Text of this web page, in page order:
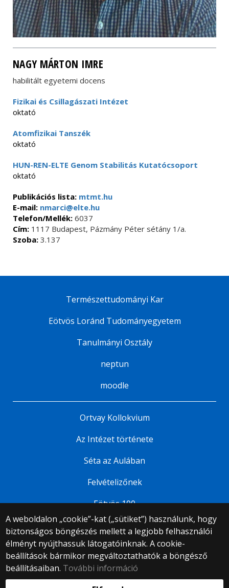
NAGY MÁRTON IMRE
habilitált egyetemi docens
Fizikai és Csillagászati Intézet
oktató
Atomfizikai Tanszék
oktató
HUN-REN-ELTE Genom Stabilitás Kutatócsoport
oktató
Publikációs lista: mtmt.hu
E-mail: nmarci@elte.hu
Telefon/Mellék: 6037
Cím: 1117 Budapest, Pázmány Péter sétány 1/a.
Szoba: 3.137
A weboldalon „cookie”-kat („sütiket”) használunk, hogy
biztonságos böngészés mellett a legjobb felhasználói
élményt nyújthassuk látogatóinknak. A cookie-
beállítások bármikor megváltoztathatók a böngésző
beállításaiban. További információ
Természettudományi Kar
Eötvös Loránd Tudományegyetem
Tanulmányi Osztály
neptun
moodle
Ortvay Kollokvium
Az Intézet története
Séta az Aulában
Felvételizőnek
Eötvös 100
© 2025 Eötvös Loránd Tudományegyetem
Minden jog fenntartva.
1053 Budapest, Egyetem tér 1–3.
Központi telefonszám: +36 1 411 6500
Webfejlesztés: